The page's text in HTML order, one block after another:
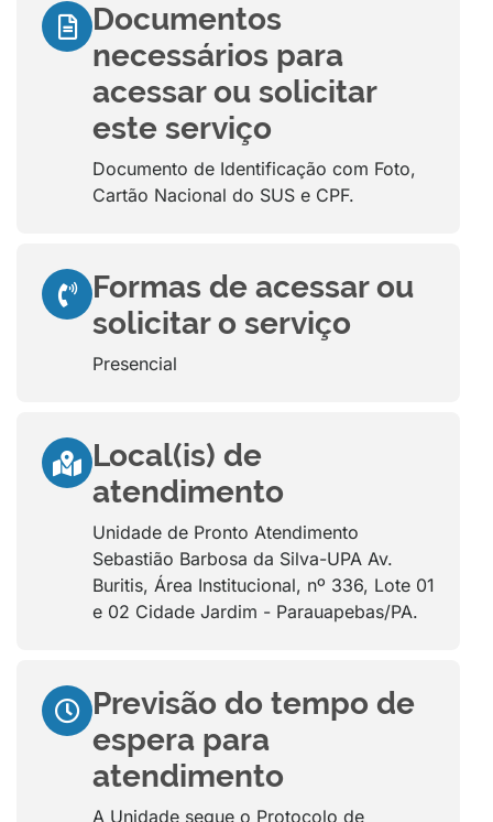
Documentos
necessários para
acessar ou solicitar
este serviço
Documento de Identificação com Foto,
Cartão Nacional do SUS e CPF.
Formas de acessar ou
solicitar o serviço
Presencial
Local(is) de
atendimento
Unidade de Pronto Atendimento
Sebastião Barbosa da Silva-UPA Av.
Buritis, Área Institucional, nº 336, Lote 01
e 02 Cidade Jardim - Parauapebas/PA.
Previsão do tempo de
espera para
atendimento
A Unidade segue o Protocolo de